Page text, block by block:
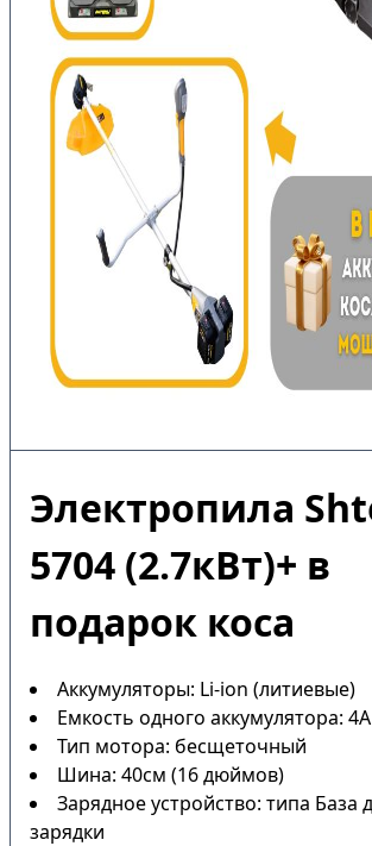
Электропила
5704 (2.7кВт)+ в
подарок коса
Аккумуляторы: Li-ion (литиевые)
Емкость одного аккумулятора: 4А
Тип мотора: бесщеточный
Шина: 40см (16 дюймов)
Зарядное устройство: типа База
зарядки